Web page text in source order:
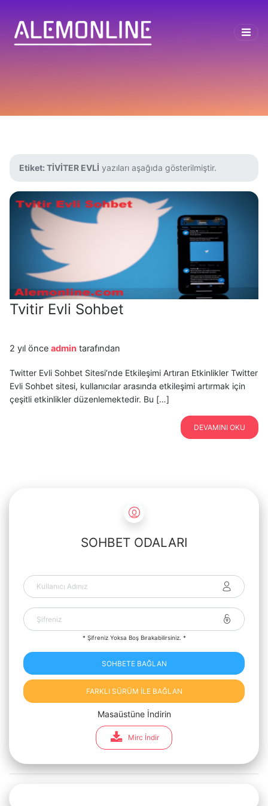
Etiket: TİVİTER EVLİ yazıları aşağıda gösterilmiştir.
Tvitir Evli Sohbet
2 yıl önce admin tarafından
Twitter Evli Sohbet Sitesi’nde Etkileşimi Artıran Etkinlikler Twitter
Evli Sohbet sitesi, kullanıcılar arasında etkileşimi artırmak için
çeşitli etkinlikler düzenlemektedir. Bu […]
DEVAMINI OKU
SOHBET ODALARI
* Şifreniz Yoksa Boş Bırakabilirsiniz. *
SOHBETE BAĞLAN
FARKLI SÜRÜM İLE BAĞLAN
Masaüstüne İndirin
Mirc İndir